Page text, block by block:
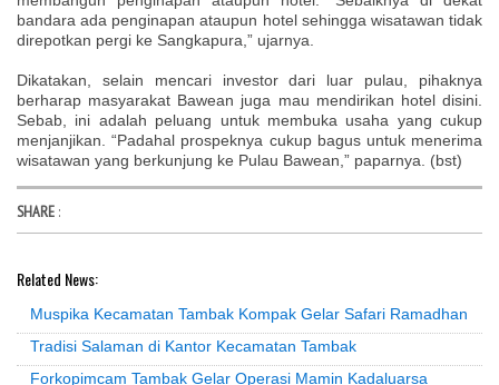
bandara ada penginapan ataupun hotel sehingga wisatawan tidak
direpotkan pergi ke Sangkapura,” ujarnya.
Dikatakan, selain mencari investor dari luar pulau, pihaknya
berharap masyarakat Bawean juga mau mendirikan hotel disini.
Sebab, ini adalah peluang untuk membuka usaha yang cukup
menjanjikan. “Padahal prospeknya cukup bagus untuk menerima
wisatawan yang berkunjung ke Pulau Bawean,” paparnya. (bst)
SHARE :
Related News:
Muspika Kecamatan Tambak Kompak Gelar Safari Ramadhan
Tradisi Salaman di Kantor Kecamatan Tambak
Forkopimcam Tambak Gelar Operasi Mamin Kadaluarsa